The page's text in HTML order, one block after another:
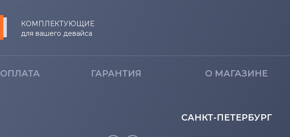
КОМПЛЕКТУЮЩИЕ
для вашего девайса
ОПЛАТА ГАРАНТИЯ О МАГАЗИНЕ
САНКТ-ПЕТЕРБУРГ